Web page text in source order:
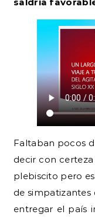
Faltaban pocos
decir con
plebiscito pero
de simpatizantes
entregar el país